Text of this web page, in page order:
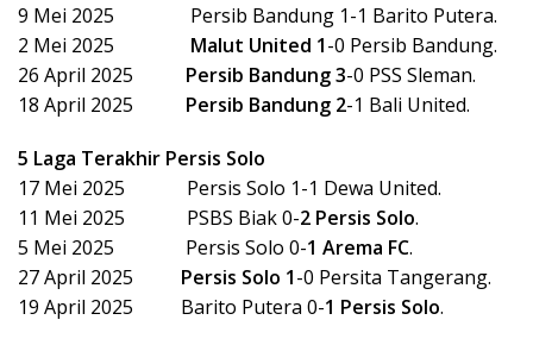
9 Mei 2025 Persib Bandung 1-1 Barito Putera.
2 Mei 2025 Malut United 1-0 Persib Bandung.
26 April 2025 Persib Bandung 3-0 PSS Sleman.
18 April 2025 Persib Bandung 2-1 Bali United.
5 Laga Terakhir Persis Solo
17 Mei 2025 Persis Solo 1-1 Dewa United.
11 Mei 2025 PSBS Biak 0-2 Persis Solo.
5 Mei 2025 Persis Solo 0-1 Arema FC.
27 April 2025 Persis Solo 1-0 Persita Tangerang.
19 April 2025 Barito Putera 0-1 Persis Solo.